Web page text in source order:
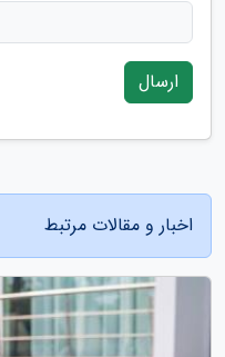
ارسال
اخبار و مقالات مرتبط